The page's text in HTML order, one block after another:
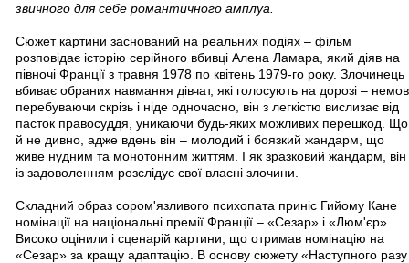
звичного для себе романтичного амплуа.
Сюжет картини заснований на реальних подіях – фільм
розповідає історію серійного вбивці Алена Ламара, який діяв на
півночі Франції з травня 1978 по квітень 1979-го року. Злочинець
вбиває обраних навмання дівчат, які голосують на дорозі – немов
перебуваючи скрізь і ніде одночасно, він з легкістю вислизає від
пасток правосуддя, уникаючи будь-яких можливих перешкод. Що
й не дивно, адже вдень він – молодий і боязкий жандарм, що
живе нудним та монотонним життям. І як зразковий жандарм, він
із задоволенням розслідує свої власні злочини.
Складний образ сором'язливого психопата приніс Гийому Кане
номінації на національні премії Франції – «Сезар» і «Люм'єр».
Високо оцінили і сценарій картини, що отримав номінацію на
«Сезар» за кращу адаптацію. В основу сюжету «Наступного разу